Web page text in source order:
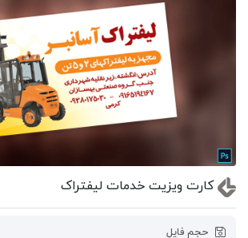
کارت ویزیت خدمات لیفتراک
حجم فایل